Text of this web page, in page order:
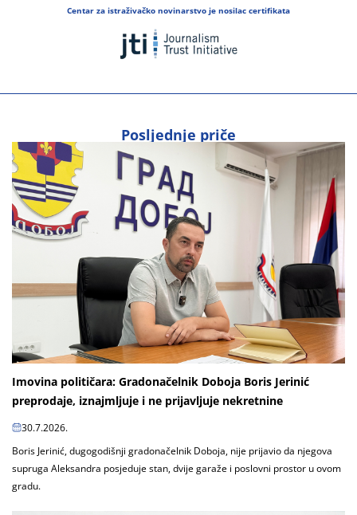
Centar za istraživačko novinarstvo je nosilac certifikata
Posljednje priče
Imovina političara: Gradonačelnik Doboja Boris Jerinić
preprodaje, iznajmljuje i ne prijavljuje nekretnine
30.7.2026.
Boris Jerinić, dugogodišnji gradonačelnik Doboja, nije prijavio da njegova
supruga Aleksandra posjeduje stan, dvije garaže i poslovni prostor u ovom
gradu.